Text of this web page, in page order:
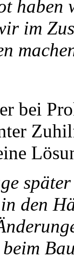
haben
im
bei
den